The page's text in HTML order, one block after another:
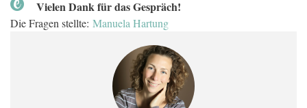
Vielen Dank für das Gespräch!
Die Fragen stellte: Manuela Hartung